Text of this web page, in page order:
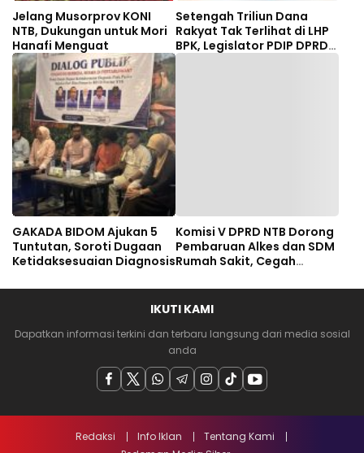
Jelang Musorprov KONI
NTB, Dukungan untuk Mori
Hanafi Menguat
Setengah Triliun Dana
Rakyat Tak Terlihat di LHP
BPK, Legislator PDIP DPRD
NTB Tuntut Audit
GAKADA BIDOM Ajukan 5
Tuntutan, Soroti Dugaan
Ketidaksesuaian Diagnosis
Komisi V DPRD NTB Dorong
Pembaruan Alkes dan SDM
Rumah Sakit, Cegah
Pasien Rujukan Bima-
Dompu
IKUTI KAMI
Dapatkan informasi terkini dan terbaru langsung dari media sosial
anda
Redaksi Info Iklan
Tentang Kami